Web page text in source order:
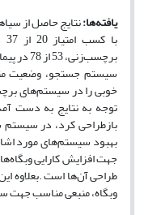
یافته‌ها:نتایج حاصل از
سیستم جستجو، وضعیت
خوبی را در سیستمهای
توجه به نتایج به دست
بازطراحی کرد، در سیستم
بهبود سیستم‌های مورد
جهت افزایش کارایی
طراحی آن‌ها است.بعلاوه
وبگاه، منبعی مناسب جهت